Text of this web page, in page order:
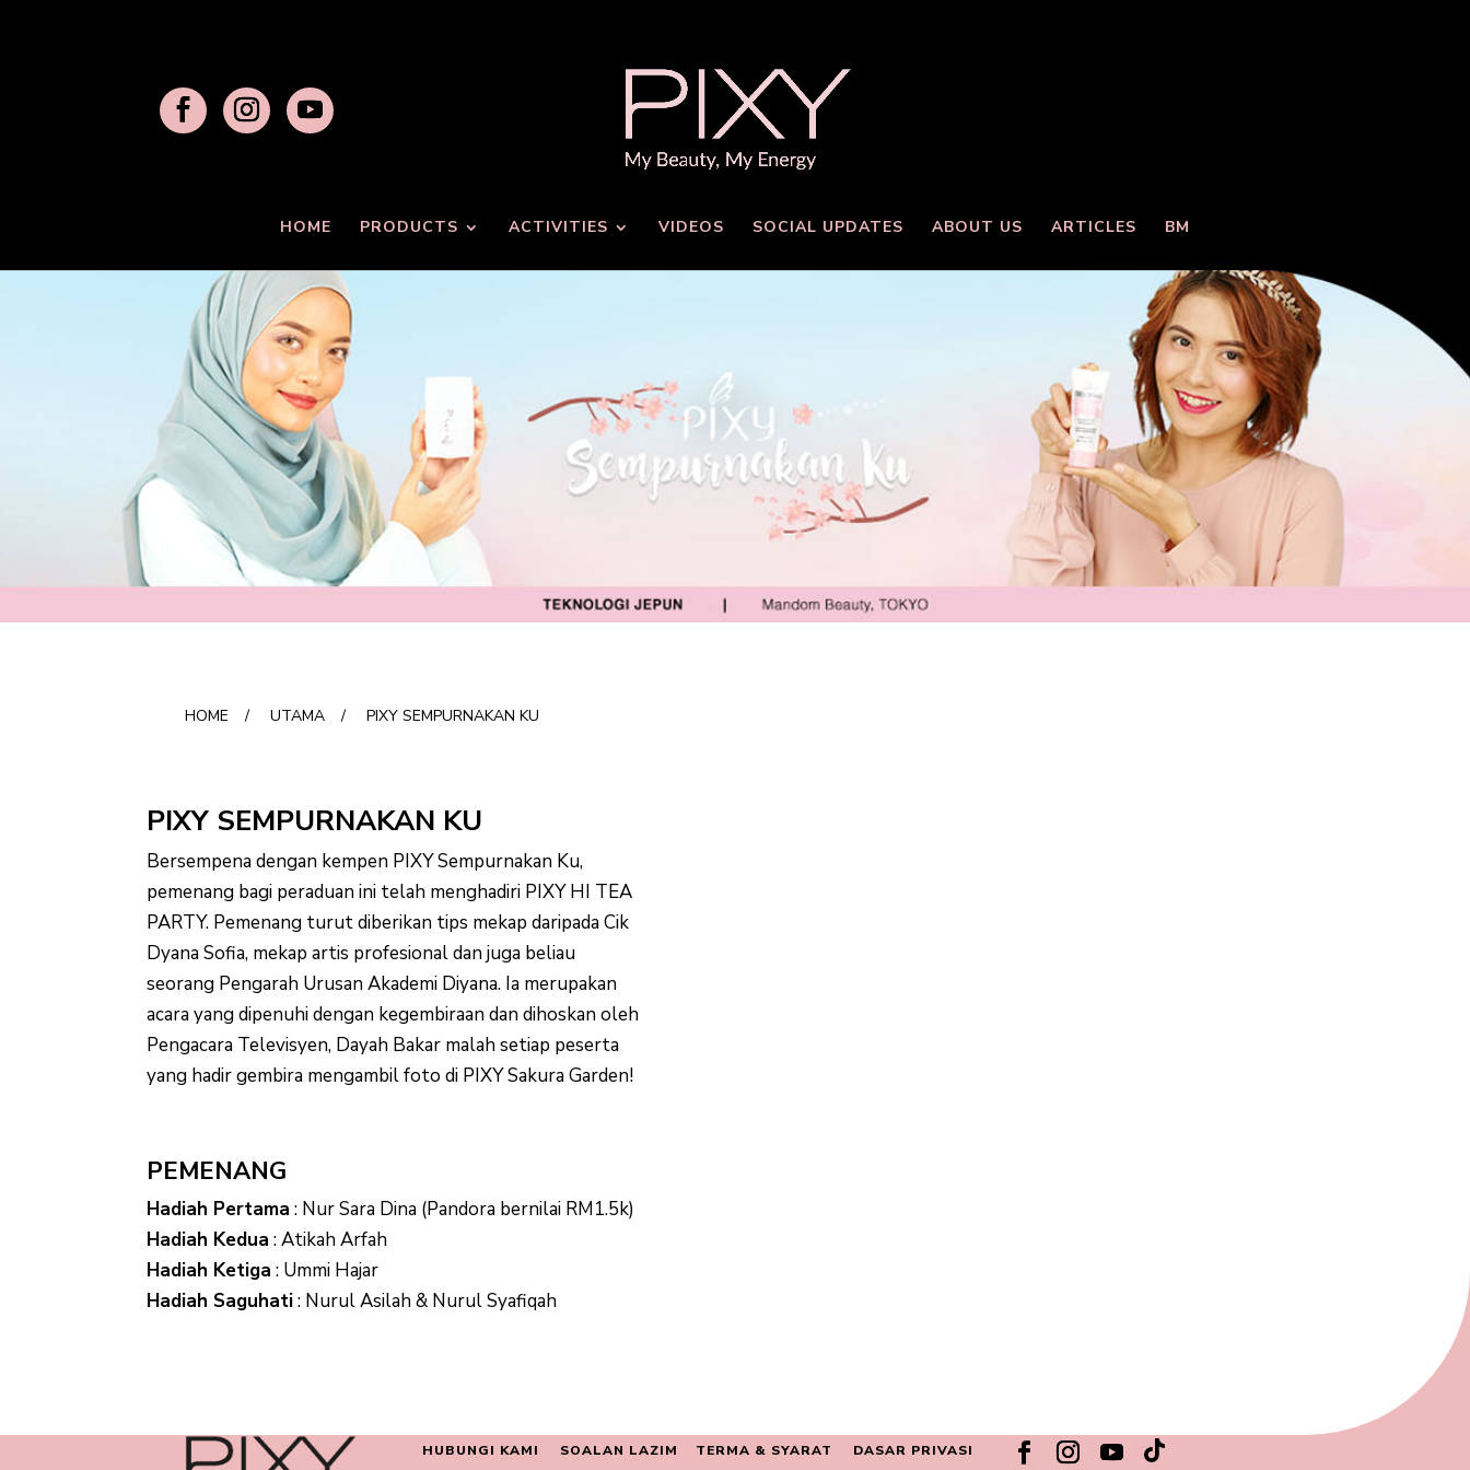
HOME PRODUCTS ACTIVITIES VIDEOS SOCIAL UPDATES ABOUT US ARTICLES BM
HOME / UTAMA / PIXY SEMPURNAKAN KU
PIXY SEMPURNAKAN KU
Bersempena dengan kempen PIXY Sempurnakan Ku,
pemenang bagi peraduan ini telah menghadiri PIXY HI TEA
PARTY. Pemenang turut diberikan tips mekap daripada Cik
Dyana Sofia, mekap artis profesional dan juga beliau
seorang Pengarah Urusan Akademi Diyana. Ia merupakan
acara yang dipenuhi dengan kegembiraan dan dihoskan oleh
Pengacara Televisyen, Dayah Bakar malah setiap peserta
yang hadir gembira mengambil foto di PIXY Sakura Garden!
PEMENANG
Hadiah Pertama : Nur Sara Dina (Pandora bernilai RM1.5k)
Hadiah Kedua : Atikah Arfah
Hadiah Ketiga : Ummi Hajar
Hadiah Saguhati: Nurul Asilah & Nurul Syafiqah
HUBUNGI KAMI SOALAN LAZIM TERMA & SYARAT DASAR PRIVASI